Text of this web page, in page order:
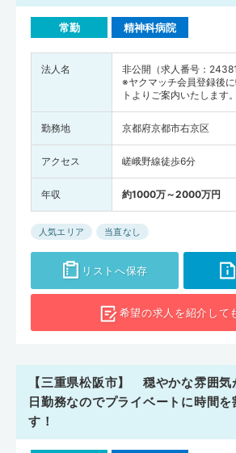
常勤 精神科病院
法人名
非公開（求人番号：
※ヤクマッチ会員登録後
トよりご案内いたします。
勤務地 京都府京都市右京区
アクセス 嵯峨野線徒歩6分
年収 約1000万～2000万円
人気エリア 当直なし
リストへ保存
希望の求人を紹介して
【三重県松阪市】 穏やかな雰囲気
日勤務なのでプライベートに時間を
す！